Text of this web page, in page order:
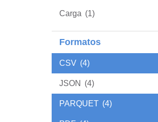
Carga (1)
Formatos
CSV (4)
JSON (4)
PARQUET (4)